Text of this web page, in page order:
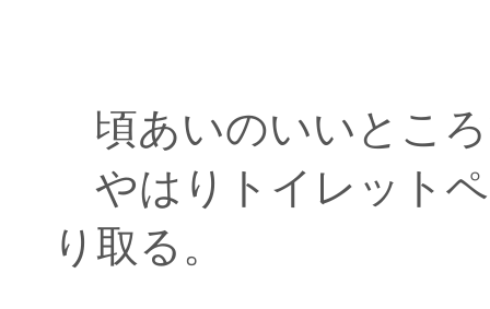
頃あいのいいとこ
やはりトイレット
り取る。